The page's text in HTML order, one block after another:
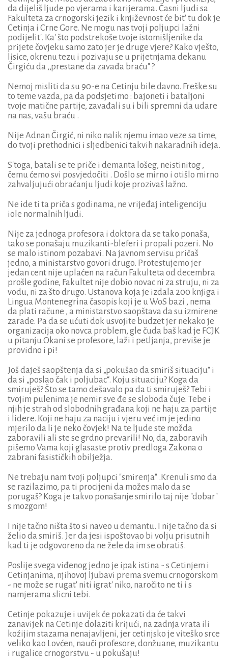
da dijeliš ljude po vjerama i karijerama. Časni ljudi sa
Fakulteta za crnogorski jezik i književnost će bit' tu dok je
Cetinja i Crne Gore. Ne mogu nas tvoji poljupci lažni
podijelit'. Ka' što podstrekoše tvoje istomišljenike da
prijete čovjeku samo zato jer je druge vjere? Kako vješto,
lisice, okrenu tezu i pozivaju se u prijetnjama dekanu
Čirgiću da ,,prestane da zavađa braću" ?
Nemoj misliti da su 90-e na Cetinju bile davno. Freške su
to teme vazda, pa da podsjetimo : bajoneti i bataljoni
tvoje matične partije, zavađali su i bili spremni da udare
na nas, vašu braću .
Nije Adnan Čirgić, ni niko nalik njemu imao veze sa time,
do tvoji prethodnici i sljedbenici takvih nakaradnih ideja.
S'toga, batali se te priče i demanta lošeg, neistinitog ,
čemu ćemo svi posvjedočiti . Došlo se mirno i otišlo mirno
zahvaljujući obraćanju ljudi koje prozivaš lažno.
Ne ide ti ta priča s godinama, ne vrijeđaj inteligenciju
iole normalnih ljudi.
Nije za jednoga profesora i doktora da se tako ponaša,
tako se ponašaju muzikanti-bleferi i propali pozeri. No
se malo istinom pozabavi. Na javnom servisu pričaš
jedno, a ministarstvo govori drugo. Protestujemo jer
jedan cent nije uplaćen na račun Fakulteta od decembra
prošle godine, Fakultet nije dobio novac ni za struju, ni za
vodu, ni za što drugo. Ustanova koja je izdala 200 knjiga i
Lingua Montenegrina časopis koji je u WoS bazi , nema
da plati račune , a ministarstvo saopštava da su izmirene
zarade. Pa da se ućuti dok usvojite budzet jer nekako je
organizacija oko novca problem, gle čuda baš kad je FCJK
u pitanju.Okani se profesore, laži i petljanja, previše je
providno i pi!
Još daješ saopštenja da si „pokušao da smiriš situaciju“ i
da si „poslao čak i poljubac“. Koju situaciju? Koga da
smiruješ? Što se tamo dešavalo pa da ti smiruješ? Tebi i
tvojim pulenima je nemir sve đe se sloboda čuje. Tebe i
njih je strah od slobodnih građana koji ne haju za partije
i lidere. Koji ne haju za naciju i vjeru već im je jedino
mjerilo da li je neko čovjek! Na te ljude ste možda
zaboravili ali ste se grdno prevarili! No, da, zaboravih
pišemo Vama koji glasaste protiv predloga Zakona o
zabrani fasističkih obilježja.
Ne trebaju nam tvoji poljupci "smirenja" .Krenuli smo da
se razilazimo, pa ti procijeni da možes malo da se
porugaš? Koga je takvo ponašanje smirilo taj nije "dobar"
s mozgom!
I nije tačno ništa što si naveo u demantu. I nije tačno da si
želio da smiriš. Jer da jesi ispoštovao bi volju prisutnih
kad ti je odgovoreno da ne žele da im se obratiš.
Poslije svega viđenog jedno je ipak istina - s Cetinjem i
Cetinjanima, njihovoj ljubavi prema svemu crnogorskom
- ne može se rugat' niti igrat' niko, naročito ne ti i s
namjerama slicni tebi.
Cetinje pokazuje i uvijek će pokazati da će takvi
zanavijek na Cetinje dolaziti krijući, na zadnja vrata ili
koźijim stazama nenajavljeni, jer cetinjsko je viteško srce
veliko kao Lovćen, nauči profesore, donžuane, muzikantu
i rugalice crnogorstvu - u pokušaju!